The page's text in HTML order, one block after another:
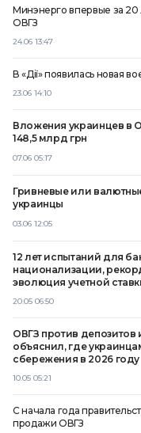
24.06 13:47
Минэнерго впервые за 20
ОВГЗ
23.06 14:10
В «Дії» появилась новая
07.06 05:17
Вложения украинцев в
148,5 млрд грн
03.06 12:05
Гривневые или
украинцы
20.05 06:50
12 лет испытаний для
национализации,
эволюция учетной
10.05 05:21
ОВГЗ против депозитов
объяснил, где
сбережения в 2026 году
С начала года
продажи ОВГЗ